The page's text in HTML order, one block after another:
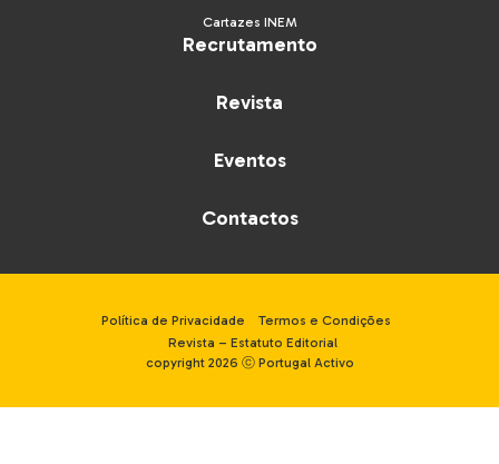
Cartazes INEM
Recrutamento
Revista
Eventos
Contactos
Política de Privacidade
Termos e Condições
Revista – Estatuto Editorial
copyright 2026 ⓒ Portugal Activo